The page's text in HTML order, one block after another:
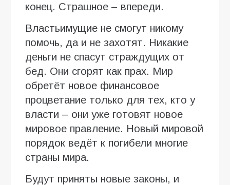
конец. Страшное – впереди.
Властьимущие не смогут никому
помочь, да и не захотят. Никакие
деньги не спасут страждущих от
бед. Они сгорят как прах. Мир
обретёт новое финансовое
процветание только для тех, кто у
власти – они уже готовят новое
мировое правление. Новый мировой
порядок ведёт к погибели многие
страны мира.
Будут приняты новые законы, и